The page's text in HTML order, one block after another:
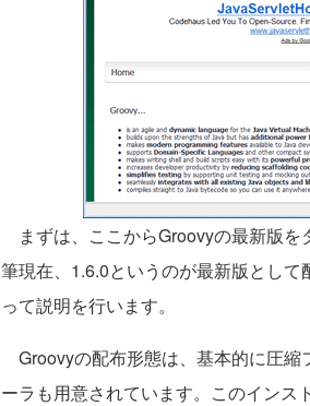
まずは、ここからGroovyの最新版を
筆現在、1.6.0というのが最新版とし
って説明を行います。
Groovyの配布形態は、基本的に圧縮
ーラも用意されています。このインス